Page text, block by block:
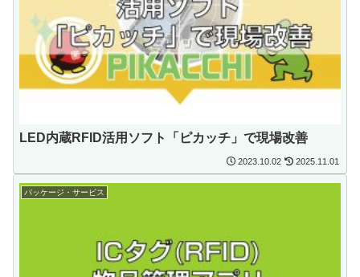
LED内蔵RFID活用ソフト「ピカッチ」で現場改善
2023.10.02 2025.11.01
パッケージ・サービス